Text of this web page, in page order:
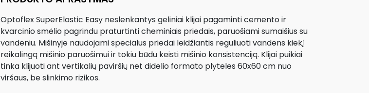
Optoflex SuperElastic Easy neslenkantys geliniai klijai pagaminti cemento ir
kvarcinio smėlio pagrindu praturtinti cheminiais priedais, paruošiami sumaišius su
vandeniu. Mišinyje naudojami specialus priedai leidžiantis reguliuoti vandens kiekį
reikalingą mišinio paruošimui ir tokiu būdu keisti mišinio konsistenciją. Klijai puikiai
tinka klijuoti ant vertikalių paviršių net didelio formato plyteles 60x60 cm nuo
viršaus, be slinkimo rizikos.